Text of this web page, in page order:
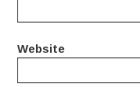
Website